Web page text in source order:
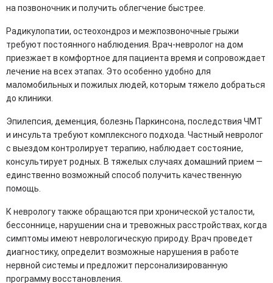
на позвоночник и получить облегчение быстрее.
Радикулопатии, остеохондроз и межпозвоночные грыжи
требуют постоянного наблюдения. Врач-невролог на дом
приезжает в комфортное для пациента время и сопровождает
лечение на всех этапах. Это особенно удобно для
маломобильных и пожилых людей, которым тяжело добраться
до клиники.
Эпилепсия, деменция, болезнь Паркинсона, последствия ЧМТ
и инсульта требуют комплексного подхода. Частный невролог
с выездом контролирует терапию, наблюдает состояние,
консультирует родных. В тяжелых случаях домашний прием —
единственно возможный способ получить качественную
помощь.
К неврологу также обращаются при хронической усталости,
бессоннице, нарушении сна и тревожных расстройствах, когда
симптомы имеют неврологическую природу. Врач проведет
диагностику, определит возможные нарушения в работе
нервной системы и предложит персонализированную
программу восстановления.